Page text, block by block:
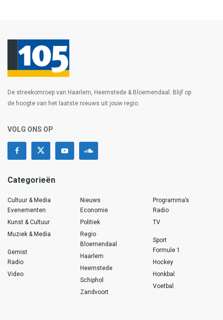
De streekomroep van Haarlem, Heemstede & Bloemendaal. Blijf op
de hoogte van het laatste nieuws uit jouw regio.
VOLG ONS OP
Categorieën
Cultuur & Media
Evenementen
Kunst & Cultuur
Muziek & Media
Gemist
Radio
Video
Nieuws
Economie
Politiek
Regio
Bloemendaal
Haarlem
Heemstede
Schiphol
Zandvoort
Programma’s
Radio
TV
Sport
Formule 1
Hockey
Honkbal
Voetbal